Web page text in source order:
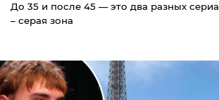
До 35 и после 45 — это два разных
– серая зона